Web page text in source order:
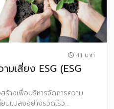
41 นาที
มเสี่ยง ESG (ESG
างเพื่อบริหารจัดการความ
นแปลงอย่างรวดเร็ว